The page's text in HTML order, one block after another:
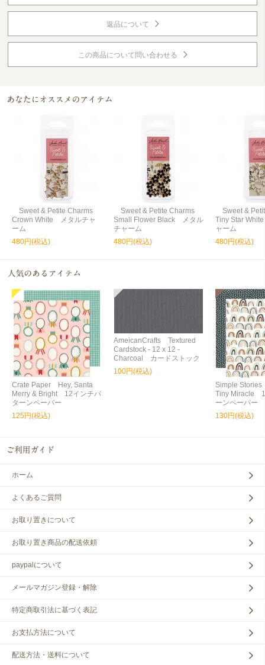
返品について
この商品について問い合わせる
Sweet & Petite Charms
Crown White メタルチャ
ーム
480円(税込)
Sweet & Petite Charms
Small Flower Black メタル
チャーム
480円(税込)
Sweet &
Tiny Star
ャーム
480円(税込)
Crate Paper Hey, Santa
Merry & Bright 12インチパ
ターンペーパー
125円(税込)
AmeicanCrafts Textured
Cardstock - 12 x 12 -
Charcoal カードストック
100円(税込)
Simple
Tiny Miracle
ーンペーパー
130円(税込)
ホーム
よくあるご質問
お取り置きについて
お取り置き商品の配送依頼
paypalについて
メールマガジン登録・解除
特定商取引法に基づく表記
お支払方法について
配送方法・送料について